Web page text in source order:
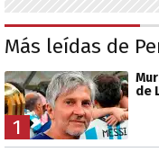
Más leídas de
1
de